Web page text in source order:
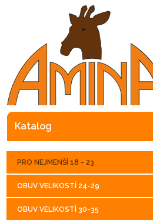
katalog
PRO NEJMENŠÍ 18 - 23
OBUV VELIKOSTÍ 24-29
OBUV VELIKOSTÍ 30-35